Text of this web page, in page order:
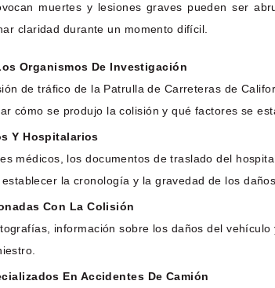
muertes y lesiones graves pueden ser
claridad durante un momento difícil.
Organismos De Investigación
de tráfico de la Patrulla de Carreteras de
cómo se produjo la colisión y qué factores se
Y Hospitalarios
médicos, los documentos de traslado del
la cronología y la gravedad de los daños.
Con La Colisión
información sobre los daños del
En Accidentes De Camión